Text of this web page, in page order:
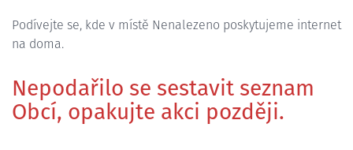
Podívejte se, kde v místě Nenalezeno poskytujeme internet
na doma.
Nepodařilo se sestavit seznam
Obcí, opakujte akci později.